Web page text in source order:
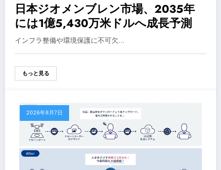
日本ジオメンブレン市場、2035年
には1億5,430万米ドルへ成長予測
インフラ整備や環境保護に不可欠…
もっと見る
2026年8月7日